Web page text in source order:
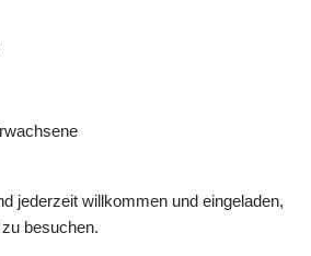
jederzeit willkommen und eingeladen,
besuchen.